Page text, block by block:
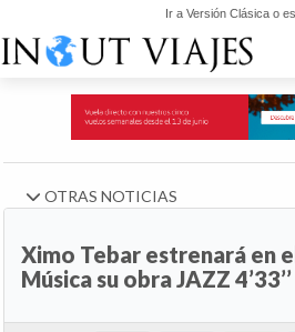
Ir a Versión Clásica o
OTRAS NOTICIAS
Ximo Tebar estrenará en
Música su obra JAZZ 4’33’’